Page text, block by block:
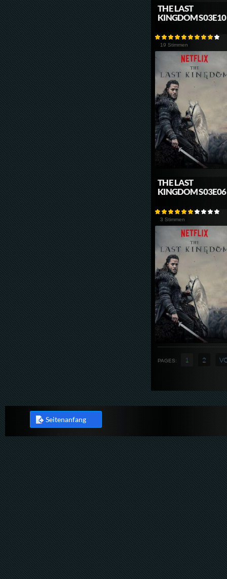
THE LAST
KINGDOM S03E10
19 Stimmen
THE LAST
KINGDOM S03E06
3 Stimmen
PAGES: 1 2
Seitenanfang